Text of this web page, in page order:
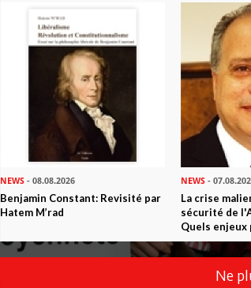
NEWS - 08.08.2026
Benjamin Constant: Revisité par
Hatem M’rad
NEWS -
La crise
sécurité de
Quels enjeux
Ne